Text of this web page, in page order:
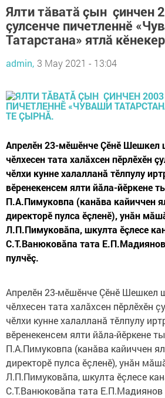
Ялти тăватă çын çинчен
çулсенче пичетленнӗ
Татарстана» ятлă
admin, 3 May 2021 - 13:04
Апрелӗн 23-мӗшӗнче Çӗнӗ Шешкел
чӗлхесен тата халăхсен пӗрлӗхӗн
чӗлхи кунне халалланă тӗлпулу
вӗренекенсем ялти йăла-йӗркене
П.А.Пимуковпа (канăва кайиччен
директорӗ пулса ӗçленӗ), унăн
Л.П.Пимуковăпа, шкулта ӗçлесе
С.Т.Ванюковăпа тата
пулчӗç.
Апрелӗн 23-мӗшӗнче Çӗнӗ Шешкел
чӗлхесен тата халăхсен пӗрлӗхӗн
чӗлхи кунне халалланă тӗлпулу
вӗренекенсем ялти йăла-йӗркене
П.А.Пимуковпа (канăва кайиччен
директорӗ пулса ӗçленӗ), унăн
Л.П.Пимуковăпа, шкулта ӗçлесе
С.Т.Ванюковăпа тата Е.П.Мадиянов